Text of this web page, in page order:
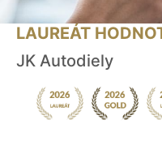
LAUREÁT
JK Autodiely